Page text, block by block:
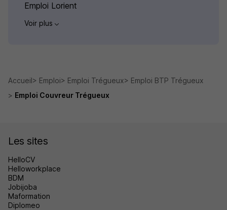
Emploi Lorient
Voir plus
Accueil Emploi Emploi Trégueux
Emploi BTP Trégueux
Emploi Couvreur Trégueux
Les sites
HelloCV
Helloworkplace
BDM
Jobijoba
Maformation
Diplomeo